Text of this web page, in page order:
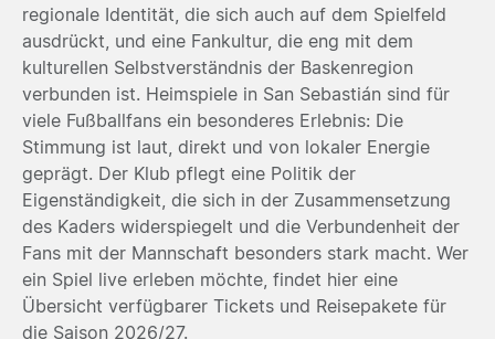
regionale Identität, die sich auch auf dem Spielfeld
ausdrückt, und eine Fankultur, die eng mit dem
kulturellen Selbstverständnis der Baskenregion
verbunden ist. Heimspiele in San Sebastián sind für
viele Fußballfans ein besonderes Erlebnis: Die
Stimmung ist laut, direkt und von lokaler Energie
geprägt. Der Klub pflegt eine Politik der
Eigenständigkeit, die sich in der Zusammensetzung
des Kaders widerspiegelt und die Verbundenheit der
Fans mit der Mannschaft besonders stark macht. Wer
ein Spiel live erleben möchte, findet hier eine
Übersicht verfügbarer Tickets und Reisepakete für
die Saison 2026/27.